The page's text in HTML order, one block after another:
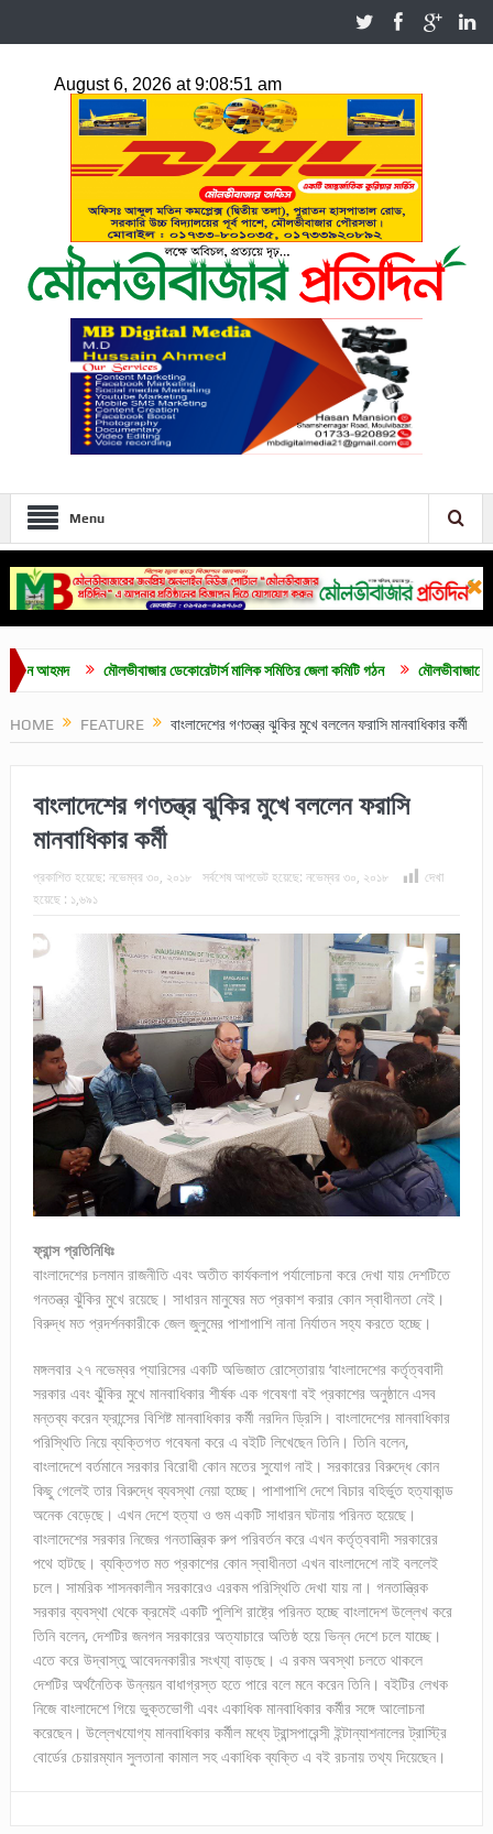
Menu
মৌলভীবাজার ডেকোরেটার্স মালিক সমিতির জেলা কমিটি গঠন মৌলভীবাজারে
HOME FEATURE বাংলাদেশের গণতন্ত্র ঝুকির মুখে বললেন ফরাসি মানবাধিকার কর্মী
বাংলাদেশের গণতন্ত্র ঝুকির মুখে বললেন ফরাসি
মানবাধিকার কর্মী
প্রকাশিত হয়েছে: নভেম্বর ৩০, ২০১৮ সর্বশেষ আপডেট হয়েছে: নভেম্বর ৩০, ২০১৮
দেখা
হয়েছে : ১,৬৯১
ফ্রান্স প্রতিনিধিঃ
বাংলাদেশের চলমান রাজনীতি এবং অতীত কার্যকলাপ পর্যালোচনা করে দেখা যায় দেশটিতে
গনতন্ত্র ঝুঁকির মুখে রয়েছে। সাধারন মানুষের মত প্রকাশ করার কোন স্বাধীনতা নেই।
বিরুদ্ধ মত প্রদর্শনকারীকে জেল জুলুমের পাশাপাশি নানা নির্যাতন সহ্য করতে হচ্ছে।
মঙ্গলবার ২৭ নভেম্বর প্যারিসের একটি অভিজাত রোস্তোরায় ‘বাংলাদেশের কর্তৃত্ববাদী
সরকার এবং ঝুঁকির মুখে মানবাধিকার শীর্ষক এক গবেষণা বই প্রকাশের অনুষ্ঠানে এসব
মন্তব্য করেন ফ্রান্সের বিশিষ্ট মানবাধিকার কর্মী নরদিন ড্রিসি। বাংলাদেশের মানবাধিকার
পরিস্থিতি নিয়ে ব্যক্তিগত গবেষনা করে এ বইটি লিখেছেন তিনি। তিনি বলেন,
বাংলাদেশে বর্তমানে সরকার বিরোধী কোন মতের সুযোগ নাই। সরকারের বিরুদ্ধে কোন
কিছু গেলেই তার বিরুদ্ধে ব্যবস্থা নেয়া হচ্ছে। পাশাপাশি দেশে বিচার বহির্ভুত হত্যাকান্ড
অনেক বেড়েছে। এখন দেশে হত্যা ও গুম একটি সাধারন ঘটনায় পরিনত হয়েছে।
বাংলাদেশের সরকার নিজের গনতান্ত্রিক রুপ পরিবর্তন করে এখন কর্তৃত্ববাদী সরকারের
পথে হাটছে। ব্যক্তিগত মত প্রকাশের কোন স্বাধীনতা এখন বাংলাদেশে নাই বললেই
চলে। সামরিক শাসনকালীন সরকারেও এরকম পরিস্থিতি দেখা যায় না। গনতান্ত্রিক
সরকার ব্যবস্থা থেকে ক্রমেই একটি পুলিশি রাষ্ট্রে পরিনত হচ্ছে বাংলাদেশ উল্লেখ করে
তিনি বলেন, দেশটির জনগন সরকারের অত্যাচারে অতিষ্ঠ হয়ে ভিন্ন দেশে চলে যাচ্ছে।
এতে করে উদ্বাস্তু আবেদনকারীর সংখ্যা্ বাড়ছে। এ রকম অবস্থা চলতে থাকলে
দেশটির অর্থনৈতিক উন্নয়ন বাধাগ্রস্ত হতে পারে বলে মনে করেন তিনি। বইটির লেখক
নিজে বাংলাদেশে গিয়ে ভুক্তভোগী এবং একাধিক মানবাধিকার কর্মীর সঙ্গে আলোচনা
করেছেন। উল্লেখযোগ্য মানবাধিকার কর্মীল মধ্যে ট্রান্সপারেন্সী ইন্টান্যাশনালের ট্রাস্ট্রি
বোর্ডের চেয়ারম্যান সুলতানা কামাল সহ একাধিক ব্যক্তি এ বই রচনায় তথ্য দিয়েছেন।